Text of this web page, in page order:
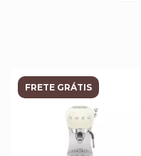
FRETE GRÁTIS